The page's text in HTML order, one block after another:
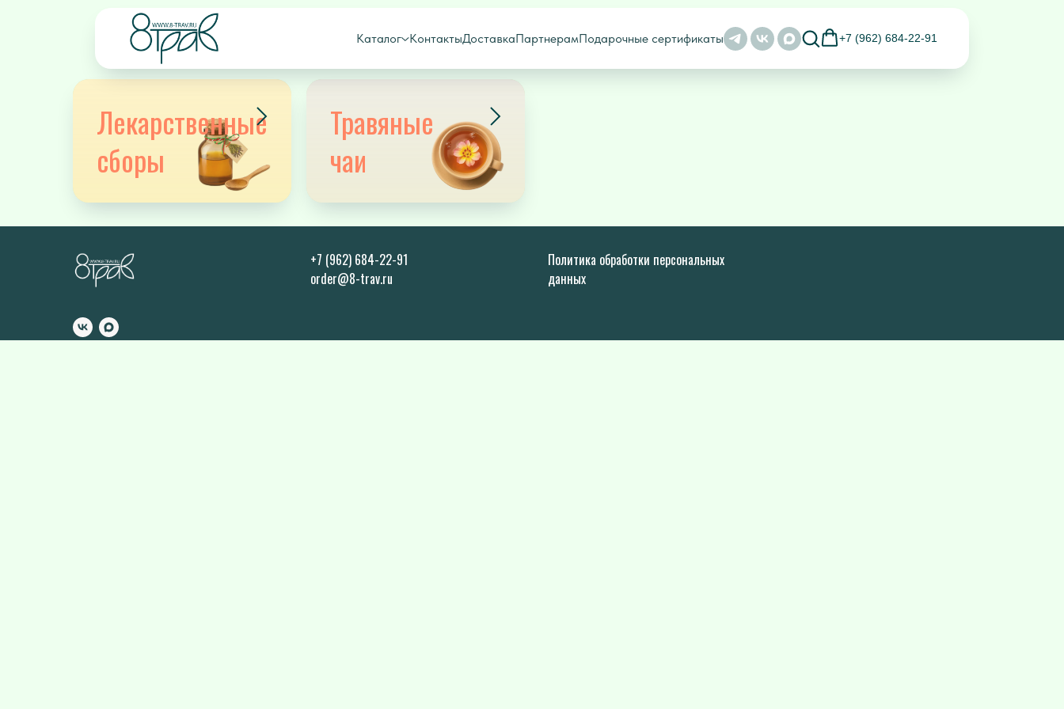
Каталог КонтактыДоставкаПартнерамПодарочные сертификаты +7 (962) 684-22-91
АЛТАЙСКИЕ ТРАВЫ
Лекарственные
сборы
Травяные
чаи
+7 (962) 684-22-91
order@8-trav.ru
Политика обработки персональных
данных